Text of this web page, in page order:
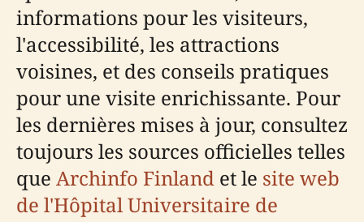
informations pour les visiteurs,
l'accessibilité, les attractions
voisines, et des conseils pratiques
pour une visite enrichissante. Pour
les dernières mises à jour, consultez
toujours les sources officielles telles
que Archinfo Finland et le site web
de l'Hôpital Universitaire de